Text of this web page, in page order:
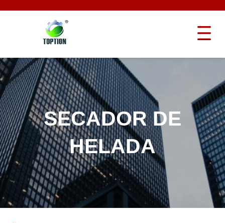
SECADOR DE
HELADA